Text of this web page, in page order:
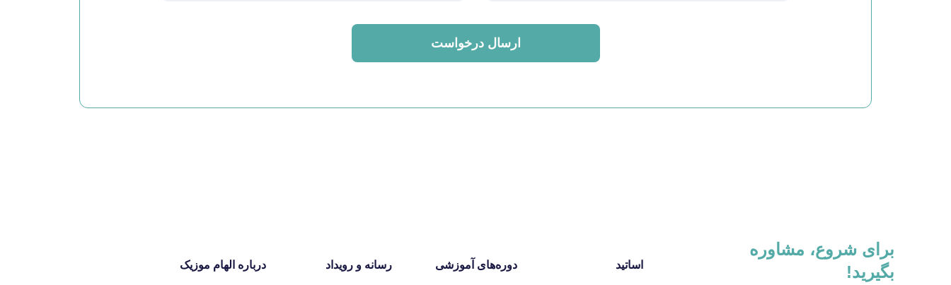
ارسال درخواست
برای شروع، مشاوره
بگیرید!
اساتید دوره‌های آموزشی رسانه و رویداد درباره الهام موزیک